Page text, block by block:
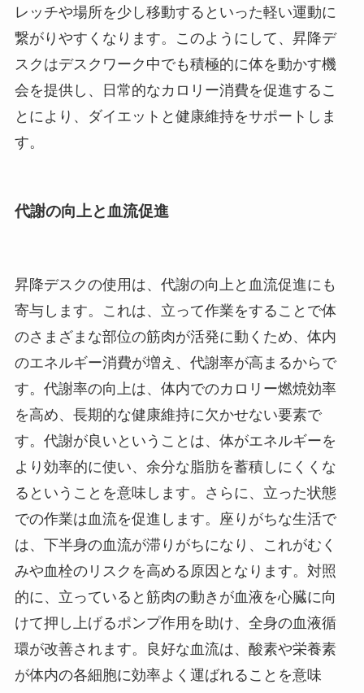
レッチや場所を少し移動するといった軽い運動に
繋がりやすくなります。このようにして、昇降デ
スクはデスクワーク中でも積極的に体を動かす機
会を提供し、日常的なカロリー消費を促進するこ
とにより、ダイエットと健康維持をサポートしま
す。
代謝の向上と血流促進
昇降デスクの使用は、代謝の向上と血流促進にも
寄与します。これは、立って作業をすることで体
のさまざまな部位の筋肉が活発に動くため、体内
のエネルギー消費が増え、代謝率が高まるからで
す。代謝率の向上は、体内でのカロリー燃焼効率
を高め、長期的な健康維持に欠かせない要素で
す。代謝が良いということは、体がエネルギーを
より効率的に使い、余分な脂肪を蓄積しにくくな
るということを意味します。さらに、立った状態
での作業は血流を促進します。座りがちな生活で
は、下半身の血流が滞りがちになり、これがむく
みや血栓のリスクを高める原因となります。対照
的に、立っていると筋肉の動きが血液を心臓に向
けて押し上げるポンプ作用を助け、全身の血液循
環が改善されます。良好な血流は、酸素や栄養素
が体内の各細胞に効率よく運ばれることを意味